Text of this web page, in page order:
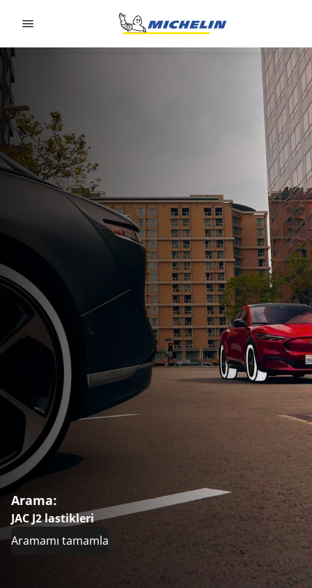
Arama:
JAC J2 lastikleri
Aramamı tamamla